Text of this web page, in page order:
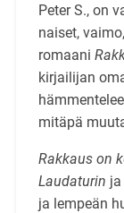
Peter S., on
naiset,
romaani
kirjailijan
mitäpä
Rakkaus on
Laudaturin ja
ja lempeän